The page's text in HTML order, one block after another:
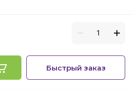
Быстрый заказ